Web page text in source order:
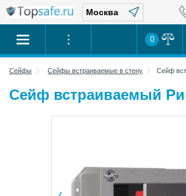
0
Сейфы Сейфы встраиваемые в стену Сейф
Сейф встраиваемый